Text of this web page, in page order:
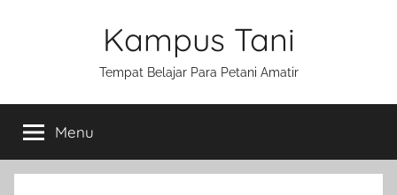
Kampus Tani
Tempat Belajar Para Petani Amatir
Menu